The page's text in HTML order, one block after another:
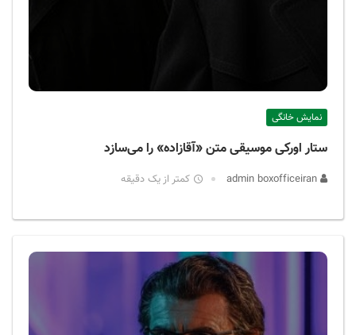
نمایش خانگی
ستار اورکی موسیقی متن «آقازاده» را می‌سازد
کمتر از یک دقیقه